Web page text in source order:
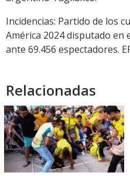
Incidencias: Partido de los
América 2024 disputado en
ante 69.456 espectadores.
Relacionadas